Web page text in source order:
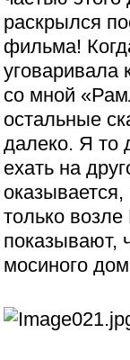
раскрылся
фильма!
уговаривала
со мной
остальные
далеко. Я то
ехать на
только
показывают,
мосиного